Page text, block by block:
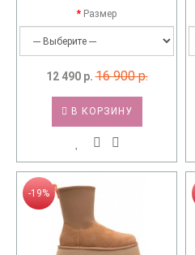
Размер
12 490 р. 16 900 р.
В КОРЗИНУ
-19%